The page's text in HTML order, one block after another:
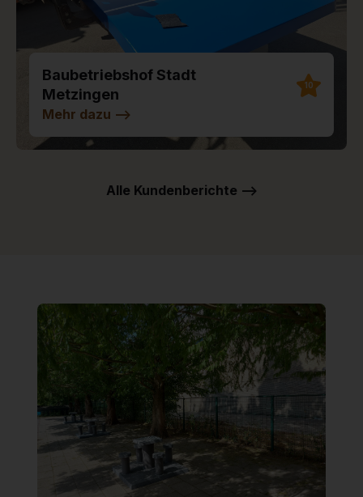
Baubetriebshof Stadt
Metzingen
10
Mehr dazu -->
Alle Kundenberichte -->